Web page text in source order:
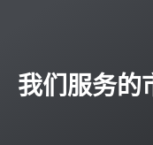
我们服务的